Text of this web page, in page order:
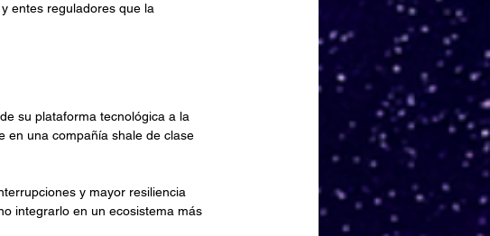
entes reguladores que la
su plataforma tecnológica a la
en una compañía shale de clase
y mayor resiliencia
integrarlo en un ecosistema más